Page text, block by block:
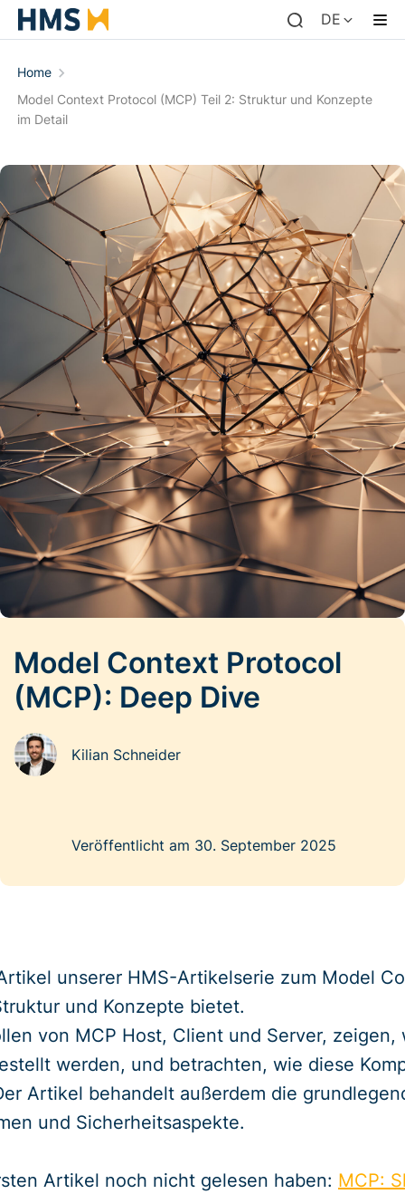
DE
Home
Model Context Protocol (MCP) Teil 2: Struktur und Konzepte
im Detail
Model Context Protocol
(MCP): Deep Dive
Kilian Schneider
Veröffentlicht am 30. September 2025
unserer HMS-Artikelserie zum Model
und Konzepte bietet.
von MCP Host, Client und Server,
werden, und betrachten, wie diese
Artikel behandelt außerdem die
und Sicherheitsaspekte.
Artikel noch nicht gelesen haben: MCP: